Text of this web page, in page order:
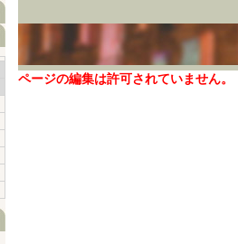
ページの編集は許可されていません。